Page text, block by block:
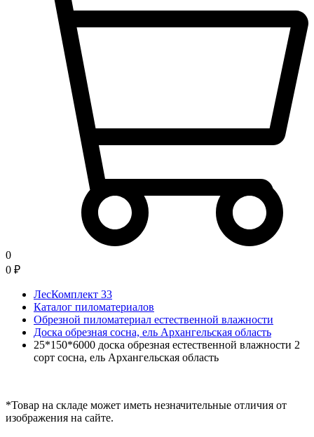
0
0 ₽
ЛесКомплект 33
Каталог пиломатериалов
Обрезной пиломатериал естественной влажности
Доска обрезная сосна, ель Архангельская область
25*150*6000 доска обрезная естественной влажности 2
сорт сосна, ель Архангельская область
*Товар на складе может иметь незначительные отличия от
изображения на сайте.